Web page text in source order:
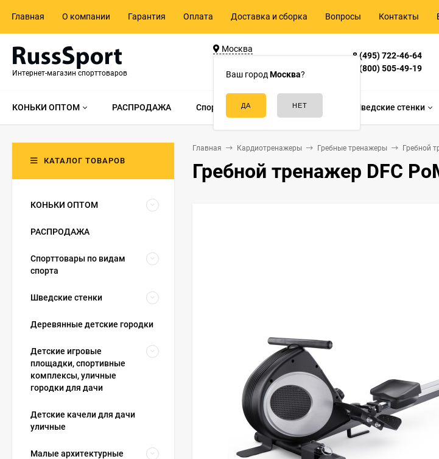
Главная О компании Гарантия Оплата Доставка и сборка Вопросы Контакты
Интернет-магазин спорттоваров
Москва
Ваш город Москва?
д.55, стр.1
8 (495) 722-46-64
8 (800) 505-49-19
КОНЬКИ ОПТОМ РАСПРОДАЖА Спорттовары по видам спорта Шведские стенки
Главная Кардиотренажеры Гребные тренажеры Гребной
Гребной тренажер DFC
КАТАЛОГ ТОВАРОВ
КОНЬКИ ОПТОМ
РАСПРОДАЖА
Спорттовары по видам
спорта
Шведские стенки
Деревянные детские городки
Детские игровые
площадки, спортивные
комплексы, уличные
городки для дачи
Детские качели для дачи
уличные
Малые архитектурные